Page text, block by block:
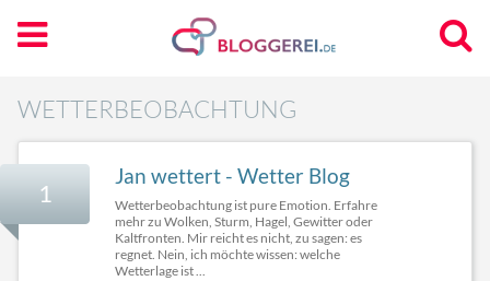
WETTERBEOBACHTUNG
1
Jan wettert - Wetter Blog
Wetterbeobachtung ist pure Emotion. Erfahre
mehr zu Wolken, Sturm, Hagel, Gewitter oder
Kaltfronten. Mir reicht es nicht, zu sagen: es
regnet. Nein, ich möchte wissen: welche
Wetterlage ist ...